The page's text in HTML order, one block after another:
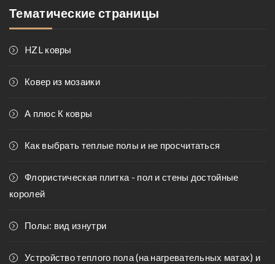
Тематические страницы
HZL ковры
Ковер из мозаики
А плюс К ковры
Как выбрать теплые полы и не просчитаться
Флористическая плитка - пол и стены достойные
королей
Полы: вид изнутри
Устройство теплого пола (на нагревательных матах) и